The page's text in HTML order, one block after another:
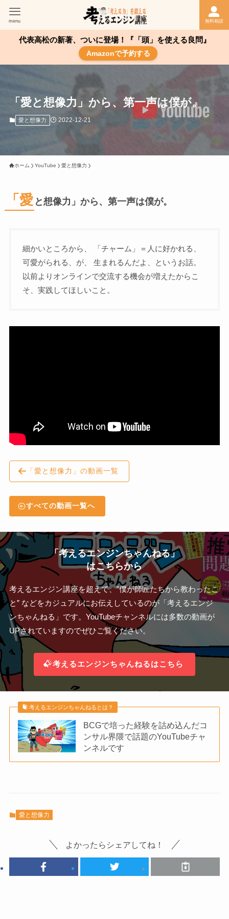
無料相談
menu
代表高松の新著、ついに登場！『「頭」を使える良問』
Amazonで予約する
「愛と想像力」から、第一声は僕が。
愛と想像力 2022-12-21
ホーム YouTube 愛と想像力
「愛 と想像力」から、第一声は僕が。
細かいところから、 「チャーム」＝人に好かれる、
可愛がられる、が、 生まれるんだよ、というお話。
以前よりオンラインで交流する機会が増えたからこ
そ、実践してほしいこと。
「愛と想像力」の動画一覧
すべての動画一覧へ
「考えるエンジンちゃんねる」
はこちらから
考えるエンジン講座を超えて、”僕が師匠たちから教わったこ
と” などをカジュアルにお伝えしているのが「考えるエンジ
ンちゃんねる」です。YouTubeチャンネルには多数の動画が
UPされていますのでぜひご覧ください。
考えるエンジンちゃんねるはこちら
考えるエンジンちゃんねるとは？
BCGで培った経験を詰め込んだコ
ンサル界隈で話題のYouTubeチャ
ンネルです
愛と想像力
よかったらシェアしてね！